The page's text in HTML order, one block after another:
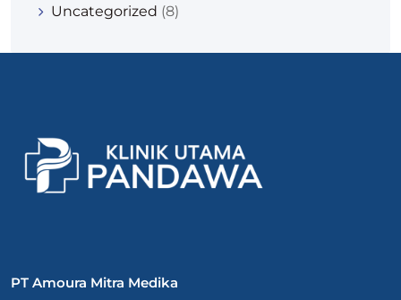
Uncategorized (8)
PT Amoura Mitra Medika